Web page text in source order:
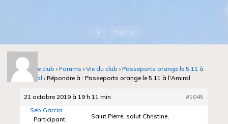
AccueilRéponse
Notre club › Forums › Vie du club › Passeports orange le 5.11 à
l'Amiral › Répondre à : Passeports orange le 5.11 à l'Amiral
21 octobre 2019 à 19 h 11 min
#1045
Seb Garcia
Participant
Salut Pierre, salut Christine,